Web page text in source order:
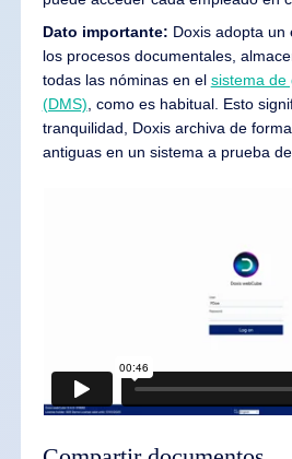
Dato importante: Doxis adopta un
los procesos documentales,
todas las nóminas en el sistema de
(DMS) , como es habitual. Esto
tranquilidad, Doxis archiva de
antiguas en un sistema a prueba